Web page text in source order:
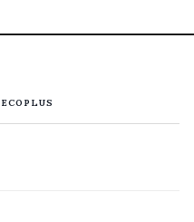
ECOPLUS